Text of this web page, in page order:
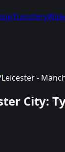
Transfery
Leicester -
City: